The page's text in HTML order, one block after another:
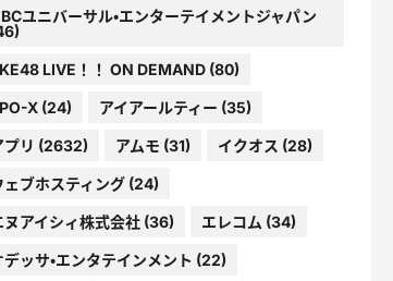
ユニバーサル・エンターテイメントジャパン
LIVE！！ ON DEMAND(80)
X(24) アイアールティー (35)
プリ (2632) アムモ (31) イクオス (28)
ェブホスティング(24)
ヌアイシィ株式会社(36) エレコム (34)
デッサ・エンタテインメント (22)